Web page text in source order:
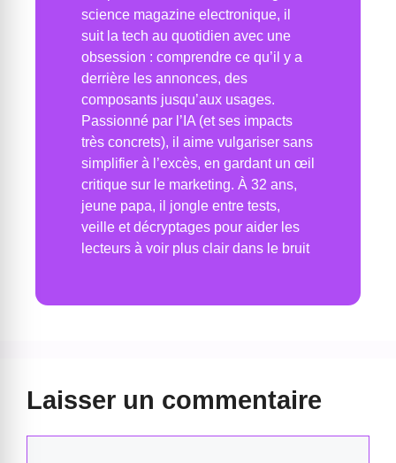
science magazine electronique, il
suit la tech au quotidien avec une
obsession : comprendre ce qu’il y a
derrière les annonces, des
composants jusqu’aux usages.
Passionné par l’IA (et ses impacts
très concrets), il aime vulgariser sans
simplifier à l’excès, en gardant un œil
critique sur le marketing. À 32 ans,
jeune papa, il jongle entre tests,
veille et décryptages pour aider les
lecteurs à voir plus clair dans le bruit
Laisser un commentaire